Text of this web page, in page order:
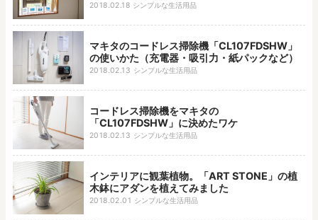
2018.02.18 シンプルな生活用品
マキタのコードレス掃除機「CL107FDSHW」
の使いかた（充電器・吸引力・紙パックなど）
2018.02.13 シンプルな生活用品
コードレス掃除機をマキタの
「CL107FDSHW」に決めたワケ
2018.02.13 シンプルな生活用品
インテリアに観葉植物。「ART STONE」の植
木鉢にアダンを植えてみました
2018.02.01 シンプルな生活用品